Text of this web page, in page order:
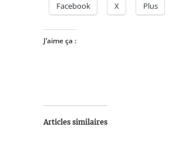
Facebook X Plus
J’aime ça :
Articles similaires